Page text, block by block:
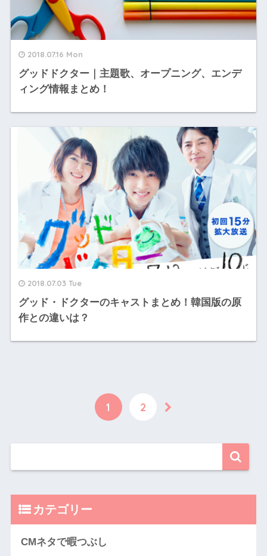
2018.07.16 Mon
グッドドクター｜主題歌、オープニング、エンデ
ィング情報まとめ！
2018.07.03 Tue
グッド・ドクターのキャストまとめ！韓国版の原
作との違いは？
1 2
カテゴリー
CMネタで暇つぶし